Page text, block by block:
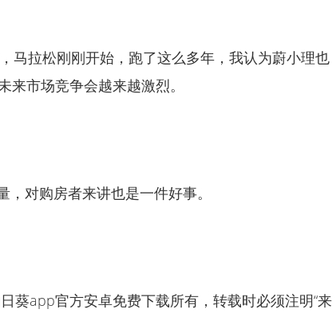
马拉松刚刚开始，跑了这么多年，我认为蔚小理也
市场竞争会越来越激烈。
对购房者来讲也是一件好事。
葵app官方安卓免费下载所有，转载时必须注明“来